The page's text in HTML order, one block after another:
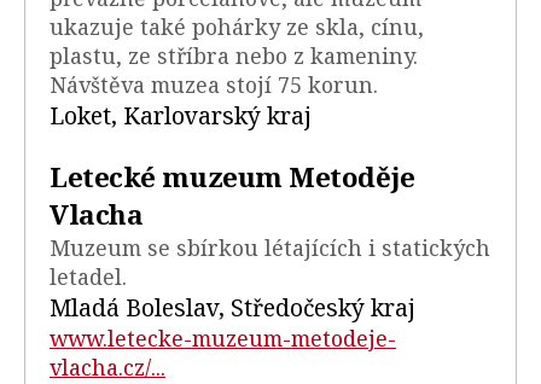
ukazuje také pohárky ze skla, cínu,
plastu, ze stříbra nebo z kameniny.
Návštěva muzea stojí 75 korun.
Loket, Karlovarský kraj
Letecké muzeum Metoděje
Vlacha
Muzeum se sbírkou létajících i statických
letadel.
Mladá Boleslav, Středočeský kraj
www.letecke-muzeum-metodeje-
vlacha.cz/...